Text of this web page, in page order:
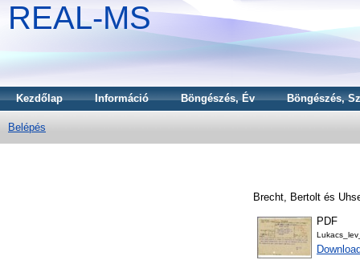
REAL-MS
Kezdőlap Információ Böngészés, Év Böngészés,
Belépés
Brecht, Bertolt és
PDF